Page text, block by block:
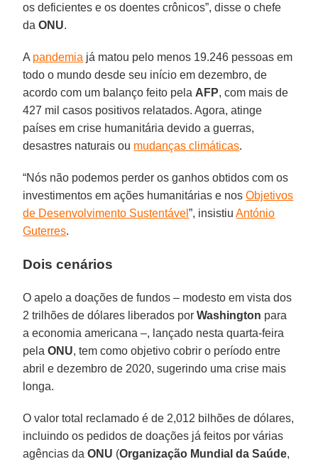
os deficientes e os doentes crônicos”, disse o chefe
daONU.
A pandemia já matou pelo menos 19.246 pessoas em
todo o mundo desde seu início em dezembro, de
acordo com um balanço feito pela AFP, com mais de
427 mil casos positivos relatados. Agora, atinge
países em crise humanitária devido a guerras,
desastres naturais ou mudanças climáticas.
“Nós não podemos perder os ganhos obtidos com os
investimentos em ações humanitárias e nosObjetivos
de Desenvolvimento Sustentável”, insistiuAntónio
Guterres.
Dois cenários
O apelo a doações de fundos – modesto em vista dos
2 trilhões de dólares liberados porWashington para
a economia americana –, lançado nesta quarta-feira
pelaONU, tem como objetivo cobrir o período entre
abril e dezembro de 2020, sugerindo uma crise mais
longa.
O valor total reclamado é de 2,012 bilhões de dólares,
incluindo os pedidos de doações já feitos por várias
agências daONU (Organização Mundial da Saúde,